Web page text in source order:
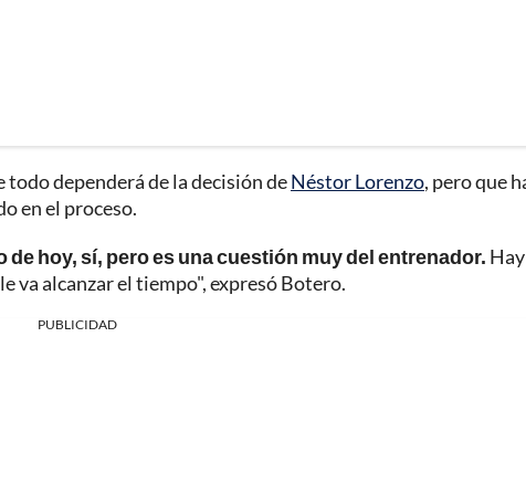
dependerá de la decisión deNéstor Lorenzo, pero que
en el proceso.
hoy, sí, pero es una cuestión muy del entrenador. Hay
va alcanzar el tiempo", expresó Botero.
PUBLICIDAD